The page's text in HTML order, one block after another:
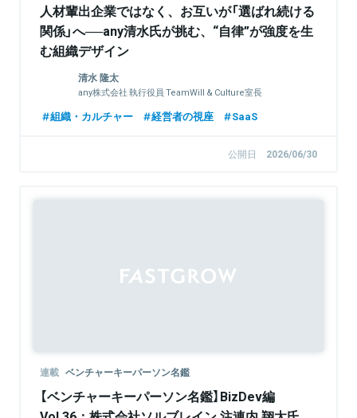
人材輩出企業ではなく、お互いが「選ばれ続ける
関係」へ──any清水氏が挑む、“自律”が強度を生
む組織デザイン
清水 隆太
any株式会社 執行役員 TeamWill & Culture室長
組織・カルチャー 経営者の視座 SaaS
公開日 2026/06/30
連載 ベンチャーキーパーソン名鑑
【ベンチャーキーパーソン名鑑】BizDev編